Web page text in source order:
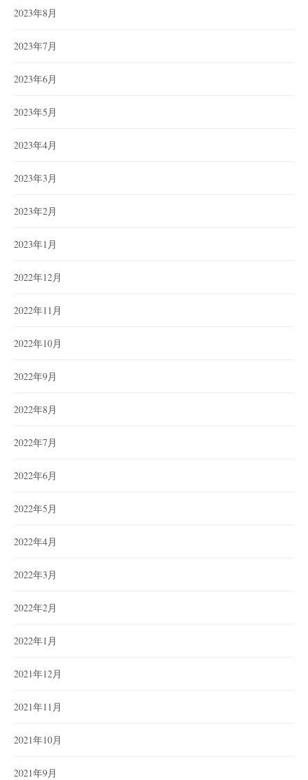
2023年8月
2023年7月
2023年6月
2023年5月
2023年4月
2023年3月
2023年2月
2023年1月
2022年12月
2022年11月
2022年10月
2022年9月
2022年8月
2022年7月
2022年6月
2022年5月
2022年4月
2022年3月
2022年2月
2022年1月
2021年12月
2021年11月
2021年10月
2021年9月